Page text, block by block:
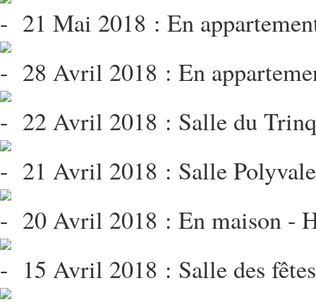
21 Mai 2018 : En
28 Avril 2018 : En
22 Avril 2018 : Salle du
21 Avril 2018 : Salle
20 Avril 2018 : En maison -
15 Avril 2018 : Salle des